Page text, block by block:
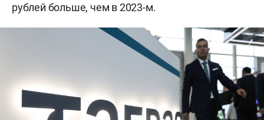
рублей больше, чем в 2023-м.